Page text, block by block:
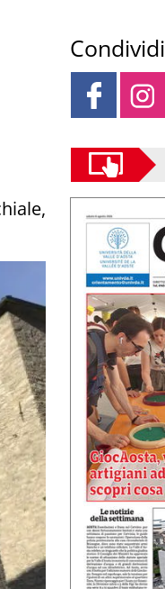
Condividi